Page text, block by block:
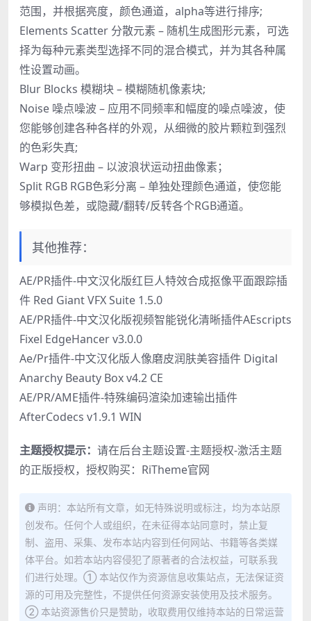
范围，并根据亮度，颜色通道，alpha等进行排序;
Elements Scatter 分散元素 – 随机生成图形元素，可选
择为每种元素类型选择不同的混合模式，并为其各种属
性设置动画。
Blur Blocks 模糊块 – 模糊随机像素块;
Noise 噪点噪波 – 应用不同频率和幅度的噪点噪波，使
您能够创建各种各样的外观，从细微的胶片颗粒到强烈
的色彩失真;
Warp 变形扭曲 – 以波浪状运动扭曲像素；
Split RGB RGB色彩分离 – 单独处理颜色通道，使您能
够模拟色差，或隐藏/翻转/反转各个RGB通道。
其他推荐：
AE/PR插件-中文汉化版红巨人特效合成抠像平面跟踪插
件 Red Giant VFX Suite 1.5.0
AE/PR插件-中文汉化版视频智能锐化清晰插件AEscripts
Fixel EdgeHancer v3.0.0
Ae/Pr插件-中文汉化版人像磨皮润肤美容插件 Digital
Anarchy Beauty Box v4.2 CE
AE/PR/AME插件-特殊编码渲染加速输出插件
AfterCodecs v1.9.1 WIN
主题授权提示： 请在后台主题设置-主题授权-激活主题
的正版授权，授权购买： RiTheme官网
声明：本站所有文章，如无特殊说明或标注，均为本站原
创发布。任何个人或组织，在未征得本站同意时，禁止复
制、盗用、采集、发布本站内容到任何网站、书籍等各类媒
体平台。如若本站内容侵犯了原著者的合法权益，可联系我
们进行处理。① 本站仅作为资源信息收集站点，无法保证资
源的可用及完整性，不提供任何资源安装使用及技术服务。
② 本站资源售价只是赞助，收取费用仅维持本站的日常运营